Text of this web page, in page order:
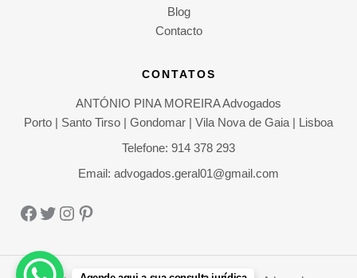
Blog
Contacto
CONTATOS
ANTÓNIO PINA MOREIRA Advogados
Porto | Santo Tirso | Gondomar | Vila Nova de Gaia | Lisboa
Telefone: 914 378 293
Email: advogados.geral01@gmail.com
Facebook
Twitter
Instagram
Pinterest